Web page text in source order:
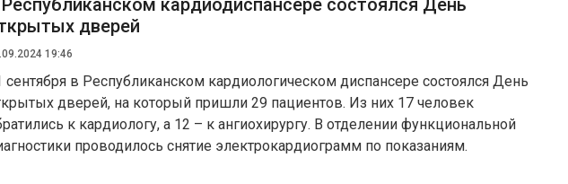
кардиодиспансере состоялся День
дверей
19:46
сентября в Республиканском кардиологическом диспансере состоялся День
дверей, на который пришли 29 пациентов. Из них 17 человек
к кардиологу, а 12 – к ангиохирургу. В отделении функциональной
проводилось снятие электрокардиограмм по показаниям.